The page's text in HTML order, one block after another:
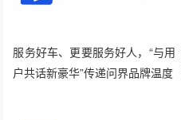
服务好车、更要服务好人，“与用
户共话新豪华”传递问界品牌温度